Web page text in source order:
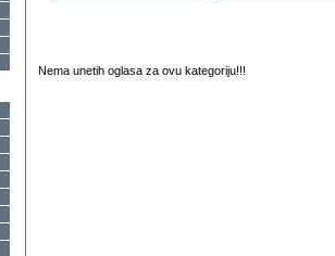
Nema unetih oglasa za ovu kategoriju!!!